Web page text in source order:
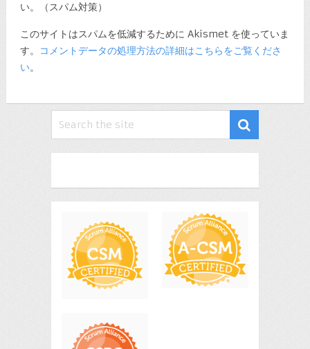
い。（スパム対策）
このサイトはスパムを低減するために Akismet を使っていま
す。
コメントデータの処理方法の詳細はこちらをご覧くださ
い。